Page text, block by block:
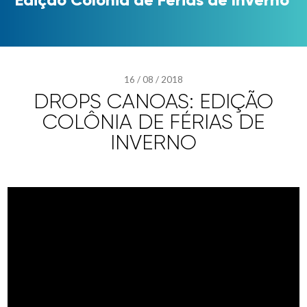
16 /08 /2018
DROPS CANOAS: EDIÇÃO
COLÔNIA DE FÉRIAS DE
INVERNO